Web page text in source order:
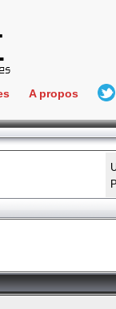
Connect
A propos
L'équipe
Hall Of Fame